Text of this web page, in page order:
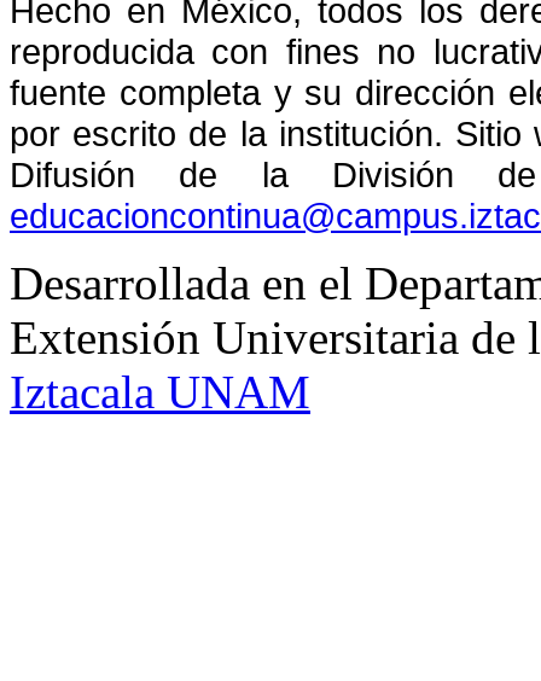
Hecho en México, todos los
reproducida con fines no
fuente completa y su dirección
por escrito de la institución.
Difusión de la División
Desarrollada en el
Extensión Universitaria
Iztacala UNAM